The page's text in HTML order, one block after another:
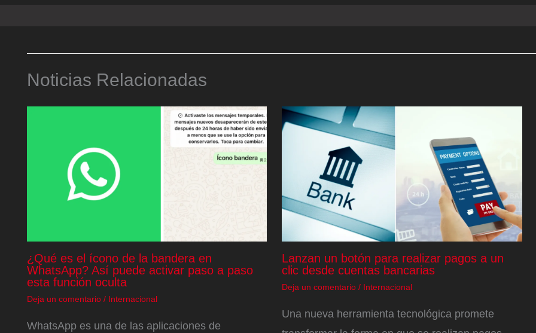
Noticias Relacionadas
¿Qué es el ícono de la bandera en
WhatsApp? Así puede activar paso a paso
esta función oculta
Deja un comentario / Internacional
WhatsApp es una de las aplicaciones de
Lanzan un botón para realizar pagos a un
clic desde cuentas bancarias
Deja un comentario / Internacional
Una nueva herramienta tecnológica promete